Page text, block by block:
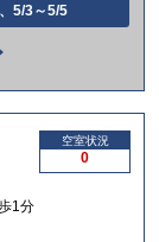
5/3～5/5
話
か
け
る
空室状況
0
1分